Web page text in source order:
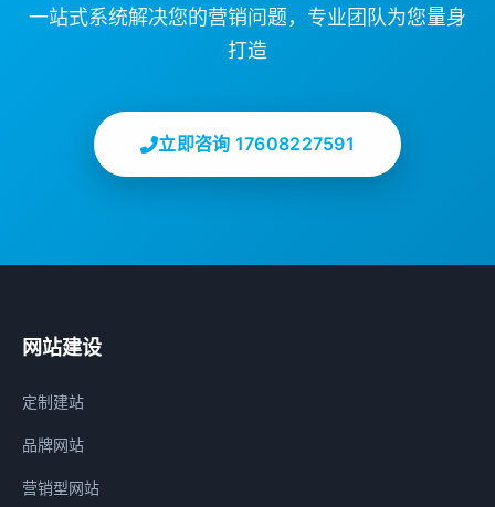
一站式系统解决您的营销问题，专业团队为您量身
打造
立即咨询 17608227591
网站建设
定制建站
品牌网站
营销型网站